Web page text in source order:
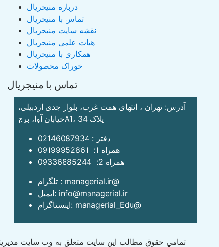
درباره منیجریال
تماس با منیجریال
نقشه سایت منیجریال
هیات علمی منیجریال
همکاری با منیجریال
خوراک محصولات
تماس با منیجریال
آدرس: تهران ، انتهای همت غرب، بلوار جدی اردبیلی،
خیابان آوا، برجA1، پلاک 34
همراه 1: 09199952861
همراه 2: 09336885244
تلگرام : managerial.ir@
ایمیل: info@managerial.ir
اینستاگرام: managerial_Edu@
تمامي حقوق مطالب اين سايت متعلق به وب سايت